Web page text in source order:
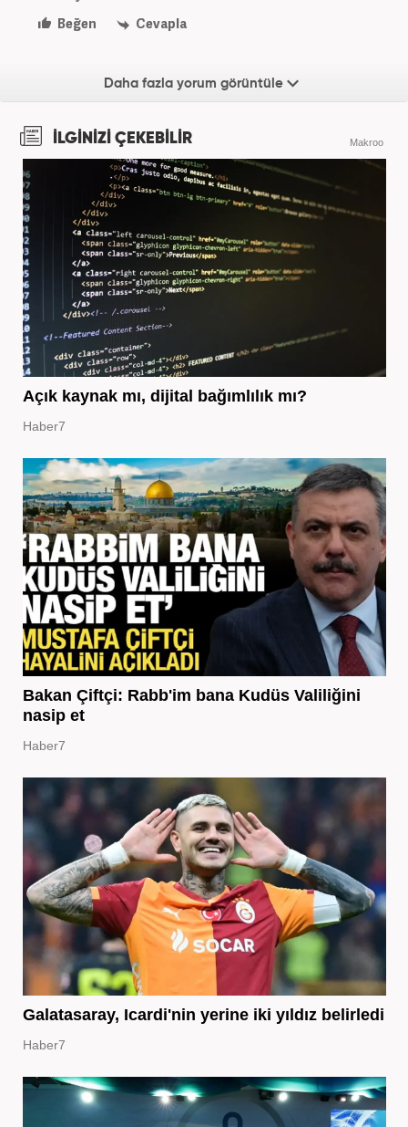
Beğen
Cevapla
Daha fazla yorum görüntüle
İLGİNİZİ ÇEKEBİLİR Makroo
Açık kaynak mı, dijital bağımlılık mı?
Haber7
Bakan Çiftçi: Rabb'im bana Kudüs Valiliğini
nasip et
Haber7
Galatasaray, Icardi'nin yerine iki yıldız belirledi
Haber7